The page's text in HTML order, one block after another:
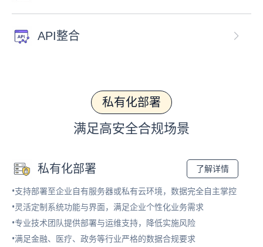
API整合
私有化部署
满足高安全合规场景
私有化部署 了解详情
•支持部署至企业自有服务器或私有云环境，数据完全自主掌控
•灵活定制系统功能与界面，满足企业个性化业务需求
•专业技术团队提供部署与运维支持，降低实施风险
•满足金融、医疗、政务等行业严格的数据合规要求